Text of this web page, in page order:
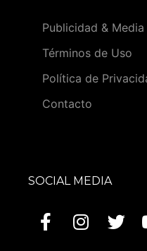
Publicidad &
Términos de Uso
Política de
Contacto
SOCIAL MEDIA